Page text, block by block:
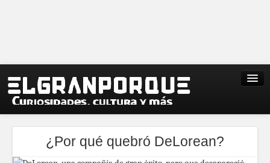
¿Por qué quebró DeLorean?